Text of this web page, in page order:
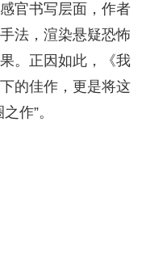
官书写层面，作者
法，渲染悬疑恐怖
。正因如此，《我
的佳作，更是将这
作”。